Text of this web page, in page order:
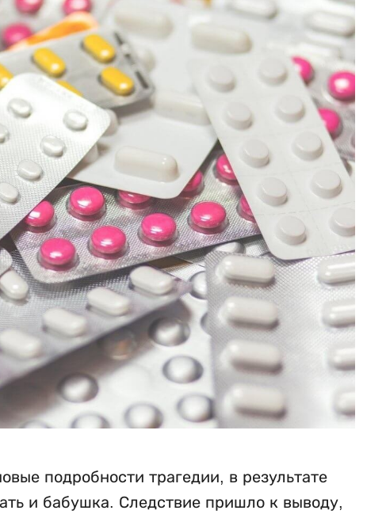
подробности трагедии, в результате
и бабушка. Следствие пришло к выводу,